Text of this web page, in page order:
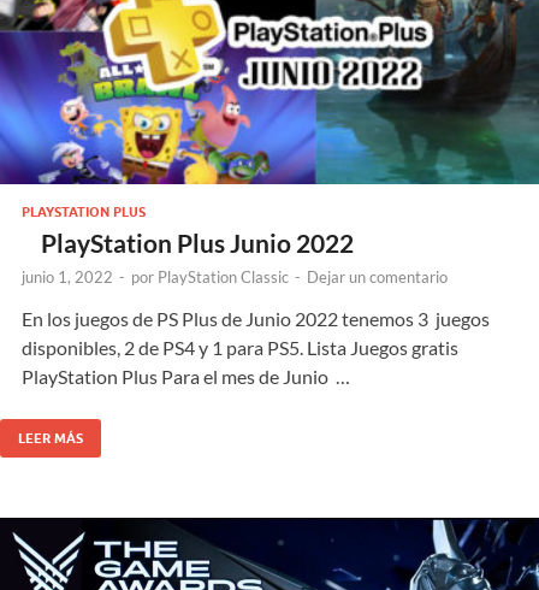
PLAYSTATION PLUS
PlayStation Plus Junio 2022
junio 1, 2022 - por PlayStation Classic - Dejar un comentario
En los juegos de PS Plus de Junio 2022 tenemos 3 juegos
disponibles, 2 de PS4 y 1 para PS5. Lista Juegos gratis
PlayStation Plus Para el mes de Junio …
LEER MÁS